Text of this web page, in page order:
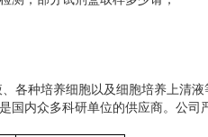
各种培养细胞以及细胞培养上清液
国内众多科研单位的供应商。公